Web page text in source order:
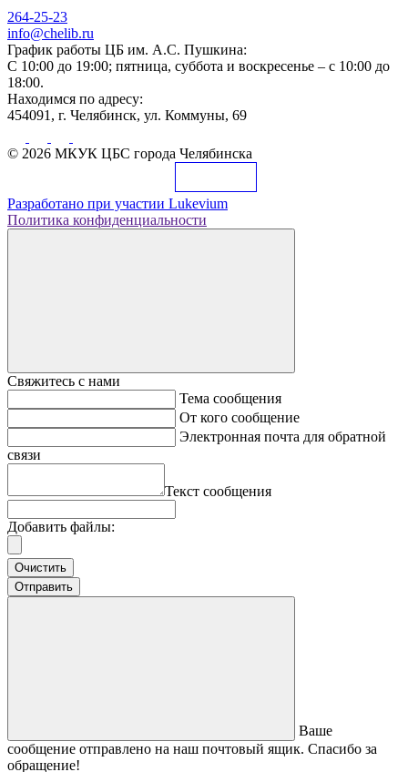
264-25-23
info@chelib.ru
График работы ЦБ им. А.С. Пушкина:
С 10:00 до 19:00; пятница, суббота и воскресенье – с 10:00 до
18:00.
Находимся по адресу:
454091, г. Челябинск, ул. Коммуны, 69
© 2026 МКУК ЦБС города Челябинска
Разработано при участии Lukevium
Политика конфиденциальности
Свяжитесь с нами
Тема сообщения
От кого сообщение
Электронная почта для обратной
связи
Текст сообщения
Добавить файлы:
Очистить
Отправить
Ваше
сообщение отправлено на наш почтовый ящик. Спасибо за
обращение!